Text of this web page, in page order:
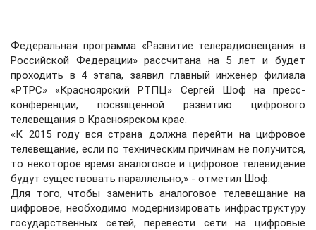
Федеральная программа «Развитие телерадиовещания в
Российской Федерации» рассчитана на 5 лет и будет
проходить в 4 этапа, заявил главный инженер филиала
«РТРС» «Красноярский РТПЦ» Сергей Шоф на пресс-
конференции, посвященной развитию цифрового
телевещания в Красноярском крае.
«К 2015 году вся страна должна перейти на цифровое
телевещание, если по техническим причинам не получится,
то некоторое время аналоговое и цифровое телевидение
будут существовать параллельно,» - отметил Шоф.
Для того, чтобы заменить аналоговое телевещание на
цифровое, необходимо модернизировать инфраструктуру
государственных сетей, перевести сети на цифровые